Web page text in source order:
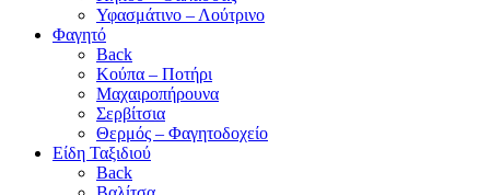
Υφασμάτινο – Λούτρινο
Φαγητό
Back
Κούπα – Ποτήρι
Μαχαιροπήρουνα
Σερβίτσια
Θερμός – Φαγητοδοχείο
Είδη Ταξιδιού
Back